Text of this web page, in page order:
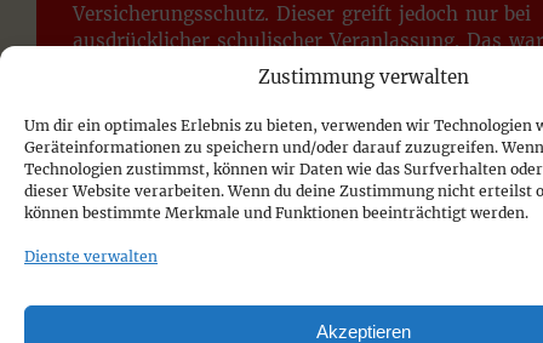
Zustimmung verwalten
Um dir ein optimales Erlebnis zu bieten, verwenden wir Technologien
Geräteinformationen zu speichern und/oder darauf zuzugreifen.
Technologien zustimmst, können wir Daten wie das Surfverhalten
dieser Website verarbeiten. Wenn du deine Zustimmung nicht erteilst
können bestimmte Merkmale und Funktionen beeinträchtigt werden.
Dienste verwalten
Akzeptieren
Versicherungsschutz. Dieser greift jedoch nur bei
ausdrücklicher schulischer Veranlassung. Das
der Fall und ein allgemeiner Hinweis auf die
Anschauungsmaterial mitzubringen, genügt
ereignete sich der Unfall auch nicht auf dem
dieser umfasst nur den Weg von der elterlichen
Schule.
Startseite